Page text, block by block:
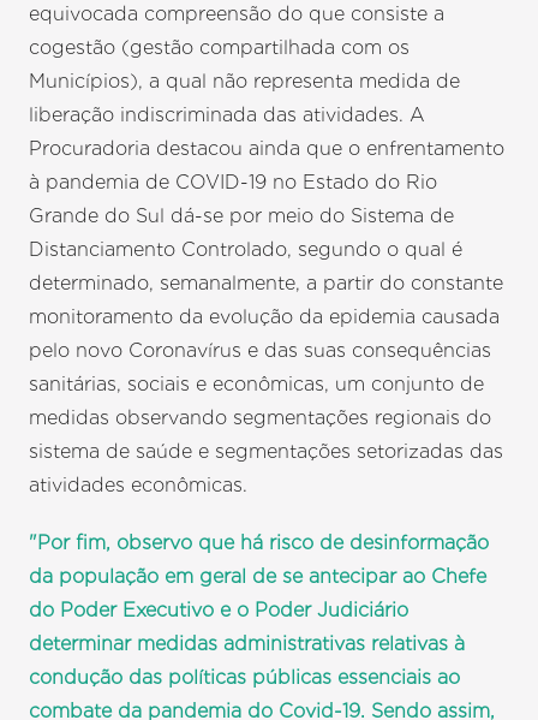
equivocada compreensão do que consiste a
cogestão (gestão compartilhada com os
Municípios), a qual não representa medida de
liberação indiscriminada das atividades. A
Procuradoria destacou ainda que o enfrentamento
à pandemia de COVID-19 no Estado do Rio
Grande do Sul dá-se por meio do Sistema de
Distanciamento Controlado, segundo o qual é
determinado, semanalmente, a partir do constante
monitoramento da evolução da epidemia causada
pelo novo Coronavírus e das suas consequências
sanitárias, sociais e econômicas, um conjunto de
medidas observando segmentações regionais do
sistema de saúde e segmentações setorizadas das
atividades econômicas.
"Por fim, observo que há risco de desinformação
da população em geral de se antecipar ao Chefe
do Poder Executivo e o Poder Judiciário
determinar medidas administrativas relativas à
condução das políticas públicas essenciais ao
combate da pandemia do Covid-19. Sendo assim,